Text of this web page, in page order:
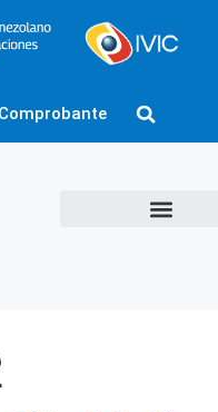
Comprobante